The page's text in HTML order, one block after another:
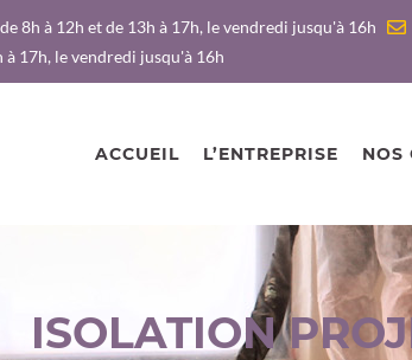
8h à 12h et de 13h à 17h, le vendredi jusqu'à 16h
17h, le vendredi jusqu'à 16h
ACCUEIL L’ENTREPRISE NOS
ISOLATION